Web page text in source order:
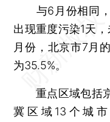
与6月份相同，
出现重度污染1天
月份，北京市7月
为35.5%。
重点区域包括京
冀区域13个城